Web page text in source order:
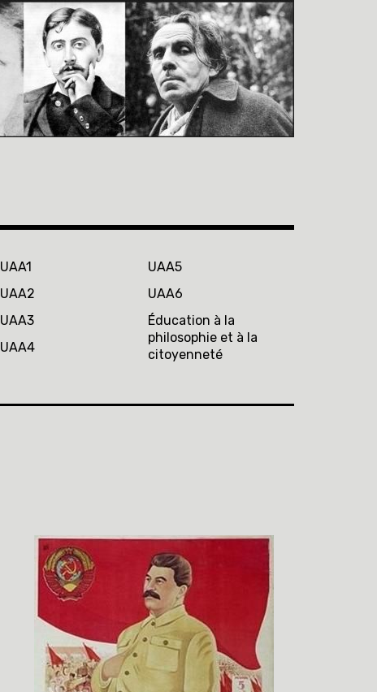
UAA1
UAA2
UAA3
UAA4
UAA5
UAA6
Éducation à la
philosophie et à la
citoyenneté